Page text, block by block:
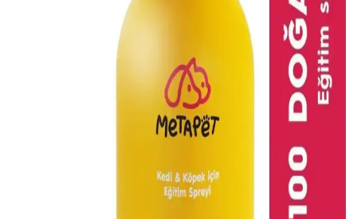
En İyi Yavru Kedi Süt Tozu Seçimi: Sağlıklı
Büyüme İçin Bilmeniz Gerekenler
Yavru kediler için uygun süt tozları, sağlıklı gelişim ve bağışıklık
için önemlidir. Doğru ürün seçimi ve kullanım ipuçlarıyla yavru
kedinizin ihtiyaçlarını karşılayın.
Kedi Serinletici Minderler: Yaz Aylarında Kedilerin
Serin Kalmasını Sağlayan Pratik Çözümler
Kedilerin sıcak havalarda serin kalmasını sağlayan doğal ve
kullanışlı minderler, farklı boyut ve özellikleriyle kedinizin yaşam
kalitesini yükseltir. Kolay bakım ve enerji tasarrufu avantajlarıyla